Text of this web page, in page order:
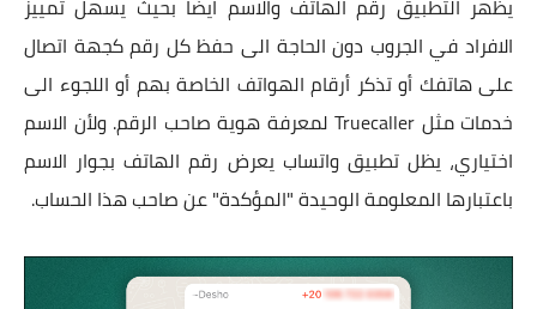
يظهر التطبيق رقم الهاتف والاسم ايضًا بحيث يسهل تمييز
الافراد في الجروب دون الحاجة الى حفظ كل رقم كجهة اتصال
على هاتفك أو تذكر أرقام الهواتف الخاصة بهم أو اللجوء الى
خدمات مثل Truecaller لمعرفة هوية صاحب الرقم. ولأن الاسم
اختياري، يظل تطبيق واتساب يعرض رقم الهاتف بجوار الاسم
باعتبارها المعلومة الوحيدة "المؤكدة" عن صاحب هذا الحساب.